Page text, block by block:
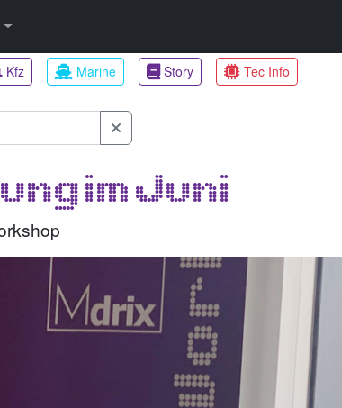
Kfz Marine Story Tec Info
im Juni